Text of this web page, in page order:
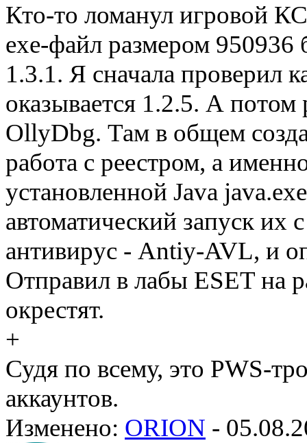
Кто-то ломанул игровой
exe-файл размером 950936
1.3.1. Я сначала проверил
оказывается 1.2.5. А
OllyDbg. Там в общем
работа с реестром, а
установленной Java
автоматический запуск их
антивирус - Antiy-AVL, и
Отправил в лабы ESET на
окрестят.
+
Судя по всему, это PWS-
аккаунтов.
Изменено: ORION -